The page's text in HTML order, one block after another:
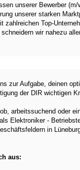
unserer Bewerber (m/
unserer starken
zahlreichen Top-
wir nahezu
zur Aufgabe, deinen
der DIR wichtigen
arbeitssuchend oder
Elektroniker -
in
aus: